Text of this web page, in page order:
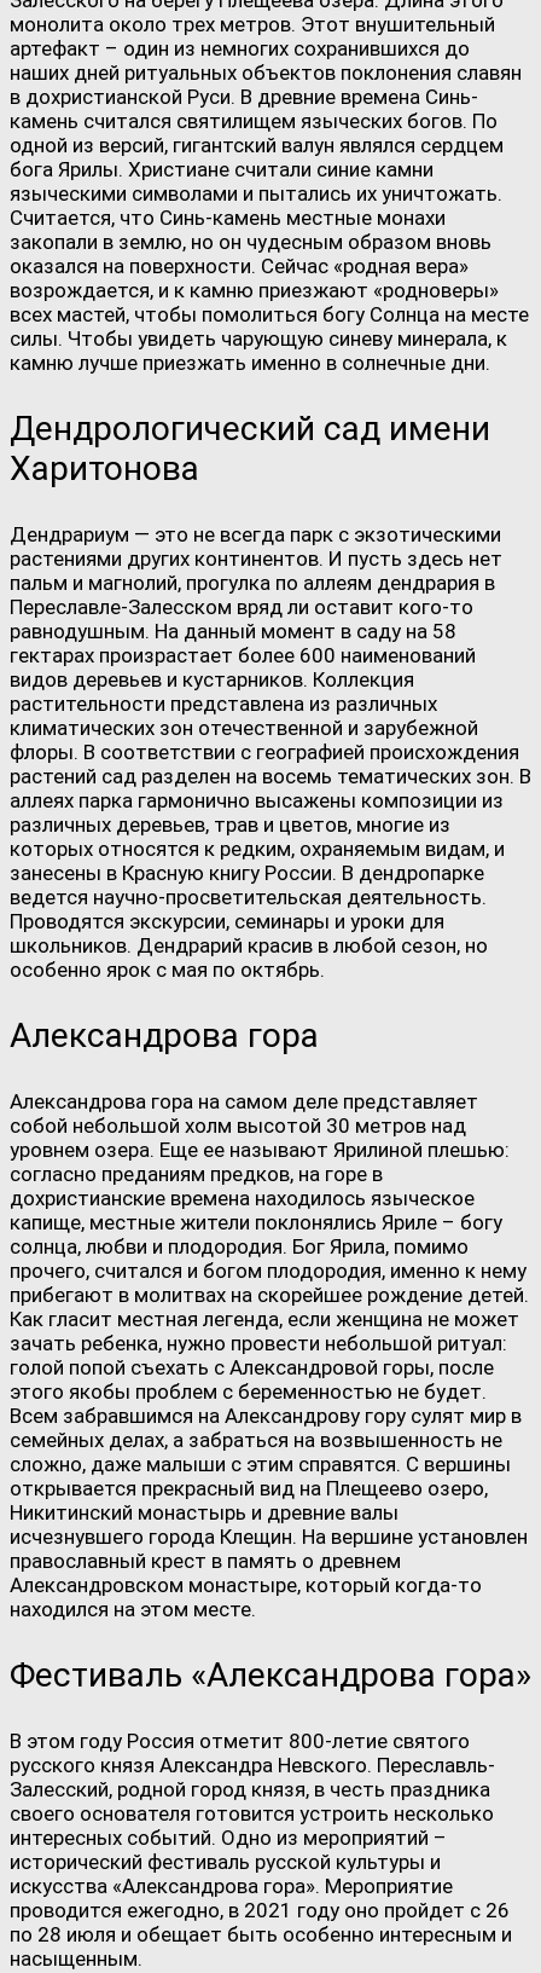
монолита около трех метров. Этот внушительный
артефакт – один из немногих сохранившихся до
наших дней ритуальных объектов поклонения славян
в дохристианской Руси. В древние времена Синь-
камень считался святилищем языческих богов. По
одной из версий, гигантский валун являлся сердцем
бога Ярилы. Христиане считали синие камни
языческими символами и пытались их уничтожать.
Считается, что Синь-камень местные монахи
закопали в землю, но он чудесным образом вновь
оказался на поверхности. Сейчас «родная вера»
возрождается, и к камню приезжают «родноверы»
всех мастей, чтобы помолиться богу Солнца на месте
силы. Чтобы увидеть чарующую синеву минерала, к
камню лучше приезжать именно в солнечные дни.
Дендрологический сад имени
Харитонова
Дендрариум — это не всегда парк с экзотическими
растениями других континентов. И пусть здесь нет
пальм и магнолий, прогулка по аллеям дендрария в
Переславле-Залесском вряд ли оставит кого-то
равнодушным. На данный момент в саду на 58
гектарах произрастает более 600 наименований
видов деревьев и кустарников. Коллекция
растительности представлена из различных
климатических зон отечественной и зарубежной
флоры. В соответствии с географией происхождения
растений сад разделен на восемь тематических зон. В
аллеях парка гармонично высажены композиции из
различных деревьев, трав и цветов, многие из
которых относятся к редким, охраняемым видам, и
занесены в Красную книгу России. В дендропарке
ведется научно-просветительская деятельность.
Проводятся экскурсии, семинары и уроки для
школьников. Дендрарий красив в любой сезон, но
особенно ярок с мая по октябрь.
Александрова гора
Александрова гора на самом деле представляет
собой небольшой холм высотой 30 метров над
уровнем озера. Еще ее называют Ярилиной плешью:
согласно преданиям предков, на горе в
дохристианские времена находилось языческое
капище, местные жители поклонялись Яриле – богу
солнца, любви и плодородия. Бог Ярила, помимо
прочего, считался и богом плодородия, именно к нему
прибегают в молитвах на скорейшее рождение детей.
Как гласит местная легенда, если женщина не может
зачать ребенка, нужно провести небольшой ритуал:
голой попой съехать с Александровой горы, после
этого якобы проблем с беременностью не будет.
Всем забравшимся на Александрову гору сулят мир в
семейных делах, а забраться на возвышенность не
сложно, даже малыши с этим справятся. С вершины
открывается прекрасный вид на Плещеево озеро,
Никитинский монастырь и древние валы
исчезнувшего города Клещин. На вершине установлен
православный крест в память о древнем
Александровском монастыре, который когда-то
находился на этом месте.
Фестиваль «Александрова гора»
В этом году Россия отметит 800-летие святого
русского князя Александра Невского. Переславль-
Залесский, родной город князя, в честь праздника
своего основателя готовится устроить несколько
интересных событий. Одно из мероприятий –
исторический фестиваль русской культуры и
искусства «Александрова гора». Мероприятие
проводится ежегодно, в 2021 году оно пройдет с 26
по 28 июля и обещает быть особенно интересным и
насыщенным.